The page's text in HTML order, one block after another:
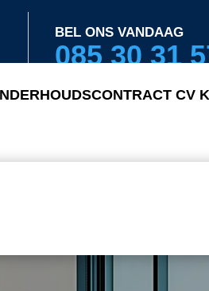
BEL ONS VANDAAG
085 30 31
CV